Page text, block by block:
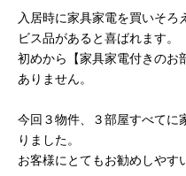
入居時に家具家電を買いそろ
ビス品があると喜ばれます。
初めから【家具家電付きのお
ありません。
今回３物件、３部屋すべてに
りました。
お客様にとてもお勧めしやす